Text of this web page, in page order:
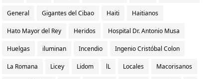
General Gigantes del Cibao Haiti Haitianos
Hato Mayor del Rey Heridos Hospital Dr. Antonio Musa
Huelgas iluminan Incendio Ingenio Cristóbal Colon
La Romana Licey Lidom lL Locales Macorisanos